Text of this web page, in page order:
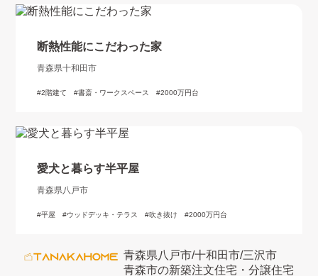
断熱性能にこだわった家
青森県十和田市
2階建て 書斎・ワークスペース 2000万円台
愛犬と暮らす半平屋
青森県八戸市
平屋 ウッドデッキ・テラス 吹き抜け 2000万円台
青森県八戸市/十和田市/三沢市
青森市の新築注文住宅・分譲住宅